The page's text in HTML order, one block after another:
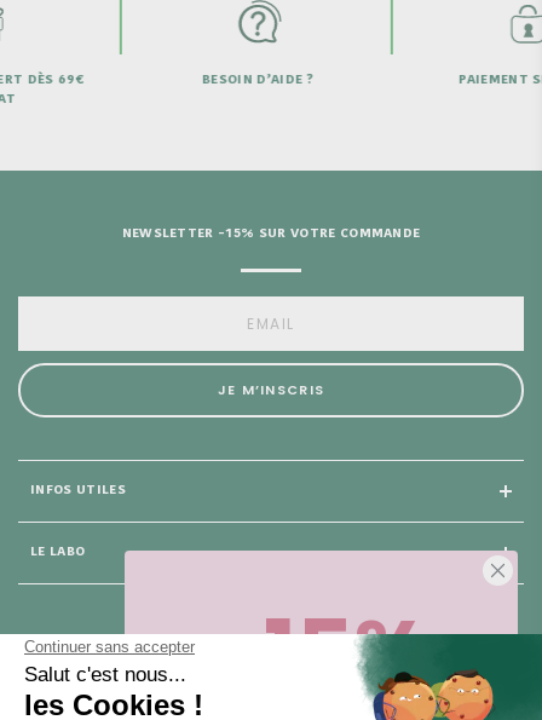
? PAIEMENT SECURISÉ
LIVRAISON
INFOS UTILES
LE LABO
NEWSLETTER -15% SUR VOTRE COMMANDE
JE M’INSCRIS
-15%